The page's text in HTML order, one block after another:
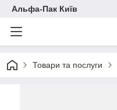
Альфа-Пак Київ
Товари та послуги